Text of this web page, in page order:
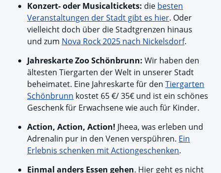
Konzert- oder Musicaltickets: die besten
Veranstaltungen der Stadt gibt es hier. Oder
vielleicht doch über die Stadtgrenzen hinaus
und zum Nova Rock 2025 nach Nickelsdorf.
Jahreskarte Zoo Schönbrunn: Wir haben den
ältesten Tiergarten der Welt in unserer Stadt
beheimatet. Eine Jahreskarte für den Tiergarten
Schönbrunn kostet 65 €/ 35€ und ist ein schönes
Geschenk für Erwachsene wie auch für Kinder.
Action, Action, Action! Jheea, was erleben und
Adrenalin pur in den Venen verspühren. Ein
Erlebnis schenken mit Actiongeschenken.
Einmal anders Essen gehen. Hier geht es nicht